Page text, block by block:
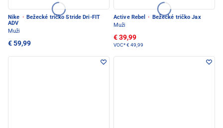
Nike · Bežecké tričko Stride Dri-FIT
ADV
Muži
€ 59,99
Active Rebel · Bežecké tričko Jax
Muži
€ 39,99
VOC*€ 49,99